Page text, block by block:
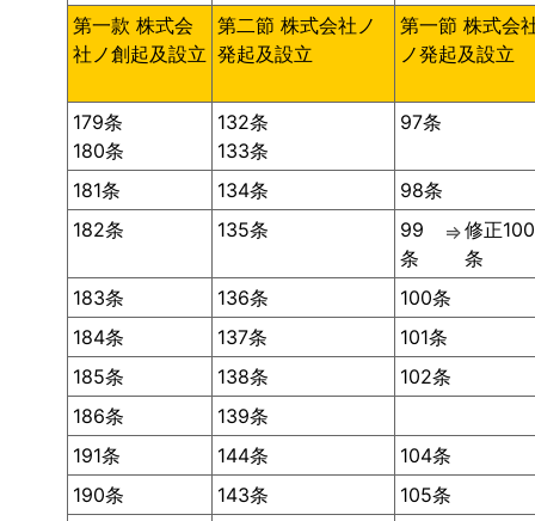
第一款 株式会
社ノ創起及設立
第二節 株式会社ノ
発起及設立
第一節 株式会
ノ発起及設立
179条
180条
132条
133条
97条
181条 134条
98条
182条
135条
99
条
⇒修正100
条
183条
136条
100条
184条
137条
101条
185条
138条
102条
186条
139条
191条
144条
104条
190条
143条
105条